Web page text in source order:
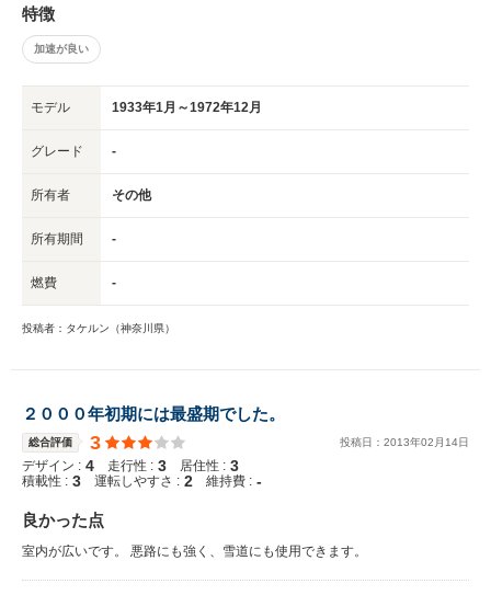
特徴
加速が良い
モデル 1933年1月～1972年12月
グレード -
所有者 その他
所有期間 -
燃費 -
投稿者：タケルン（神奈川県）
２０００年初期には最盛期でした。
総合評価 3 投稿日： 2013年02 月 14日
デザイン : 4 走行性 : 3 居住性 : 3
積載性 : 3 運転しやすさ : 2 維持費 : -
良かった点
室内が広いです。 悪路にも強く、雪道にも使用できます。